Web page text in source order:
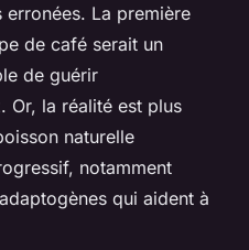
La première
de café serait un
de guérir
Or, la réalité est plus
naturelle
notamment
qui aident à